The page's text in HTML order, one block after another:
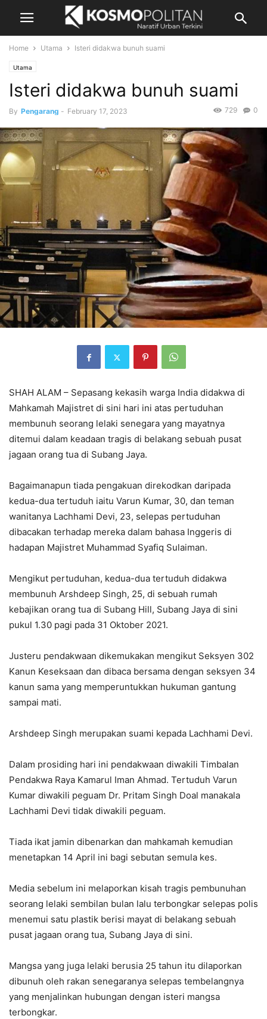
Home Utama Isteri didakwa bunuh suami
Utama
Isteri didakwa bunuh suami
By Pengarang - February 17, 2023 0
729
SHAH ALAM – Sepasang kekasih warga India didakwa di
Mahkamah Majistret di sini hari ini atas pertuduhan
membunuh seorang lelaki senegara yang mayatnya
ditemui dalam keadaan tragis di belakang sebuah pusat
jagaan orang tua di Subang Jaya.
Bagaimanapun tiada pengakuan direkodkan daripada
kedua-dua tertuduh iaitu Varun Kumar, 30, dan teman
wanitanya Lachhami Devi, 23, selepas pertuduhan
dibacakan terhadap mereka dalam bahasa Inggeris di
hadapan Majistret Muhammad Syafiq Sulaiman.
Mengikut pertuduhan, kedua-dua tertuduh didakwa
membunuh Arshdeep Singh, 25, di sebuah rumah
kebajikan orang tua di Subang Hill, Subang Jaya di sini
pukul 1.30 pagi pada 31 Oktober 2021.
Justeru pendakwaan dikemukakan mengikut Seksyen 302
Kanun Keseksaan dan dibaca bersama dengan seksyen 34
kanun sama yang memperuntukkan hukuman gantung
sampai mati.
Arshdeep Singh merupakan suami kepada Lachhami Devi.
Dalam prosiding hari ini pendakwaan diwakili Timbalan
Pendakwa Raya Kamarul Iman Ahmad. Tertuduh Varun
Kumar diwakili peguam Dr. Pritam Singh Doal manakala
Lachhami Devi tidak diwakili peguam.
Tiada ikat jamin dibenarkan dan mahkamah kemudian
menetapkan 14 April ini bagi sebutan semula kes.
Media sebelum ini melaporkan kisah tragis pembunuhan
seorang lelaki sembilan bulan lalu terbongkar selepas polis
menemui satu plastik berisi mayat di belakang sebuah
pusat jagaan orang tua, Subang Jaya di sini.
Mangsa yang juga lelaki berusia 25 tahun itu dilaporkan
dibunuh oleh rakan senegaranya selepas tembelangnya
yang menjalinkan hubungan dengan isteri mangsa
terbongkar.